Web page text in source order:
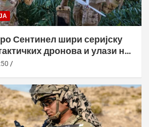
Сентинел шири серијску
дронова и улази на